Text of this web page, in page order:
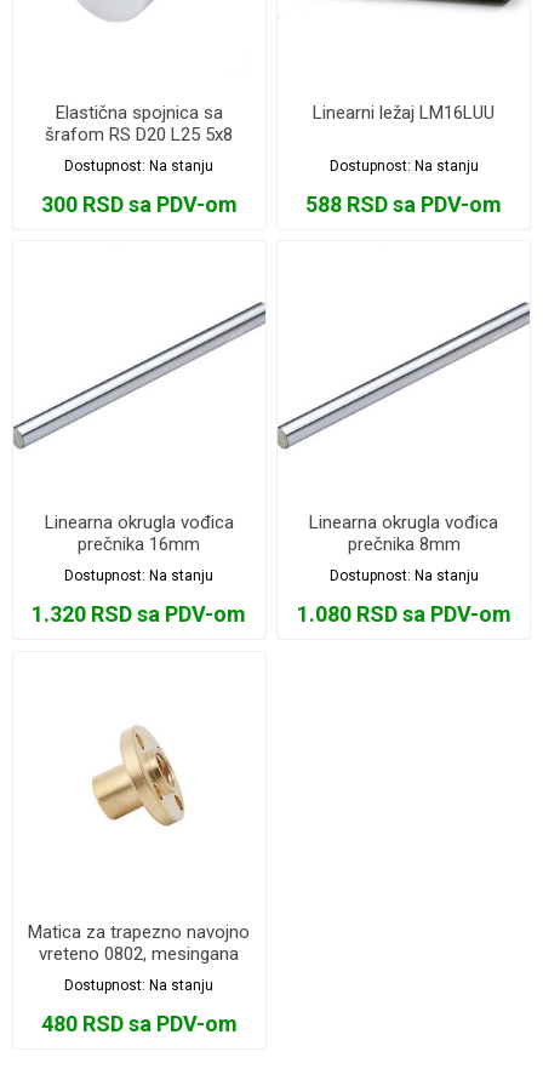
Elastična spojnica sa
šrafom RS D20 L25 5x8
Dostupnost:Na stanju
300 RSD sa PDV-om
Linearni ležaj LM16LUU
Dostupnost: Na stanju
588 RSD sa PDV-om
Linearna okrugla vođica
prečnika 16mm
Dostupnost: Na stanju
1.320 RSD sa PDV-om
Linearna okrugla vođica
prečnika 8mm
Dostupnost: Na stanju
1.080 RSD sa PDV-om
Matica za trapezno navojno
vreteno 0802, mesingana
Dostupnost: Na stanju
480 RSD sa PDV-om